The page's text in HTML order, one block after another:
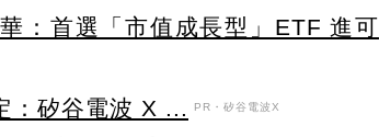
：首選「市值成長型」ETF 進可
矽谷電波 X ...
PR・矽谷電波X